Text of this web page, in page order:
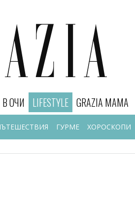
ОЧИ LIFESTYLE
ГУРМЕ ХОРОСКОПИ
GRAZIA MAMA